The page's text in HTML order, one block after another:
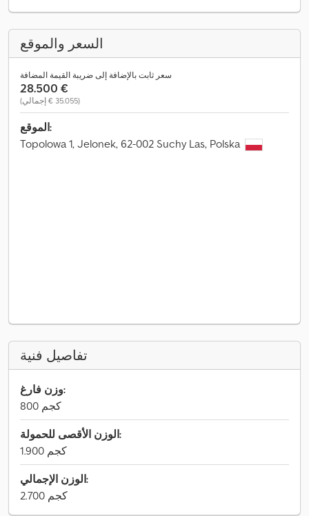
السعر والموقع
سعر ثابت بالإضافة إلى ضريبة القيمة المضافة
‏28.500 €
(‏35.055 € إجمالي)
الموقع:
Topolowa 1, Jelonek, 62-002 Suchy Las, Polska
تفاصيل فنية
وزن فارغ:
800 كجم
الوزن الأقصى للحمولة:
1.900 كجم
الوزن الإجمالي:
2.700 كجم